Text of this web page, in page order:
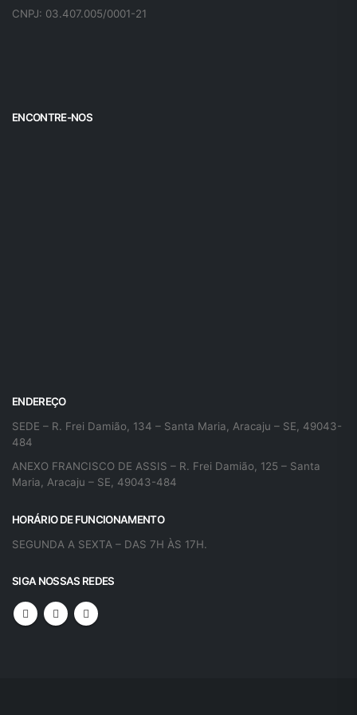
CNPJ: 03.407.005/0001-21
ENCONTRE-NOS
ENDEREÇO
SEDE – R. Frei Damião, 134 – Santa Maria, Aracaju – SE, 49043-
484
ANEXO FRANCISCO DE ASSIS – R. Frei Damião, 125 – Santa
Maria, Aracaju – SE, 49043-484
HORÁRIO DE FUNCIONAMENTO
SEGUNDA A SEXTA – DAS 7H ÀS 17H.
SIGA NOSSAS REDES